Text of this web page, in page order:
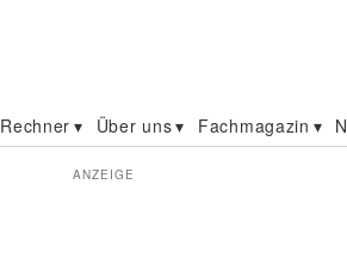
Rechner Über uns Fachmagazin
ANZEIGE